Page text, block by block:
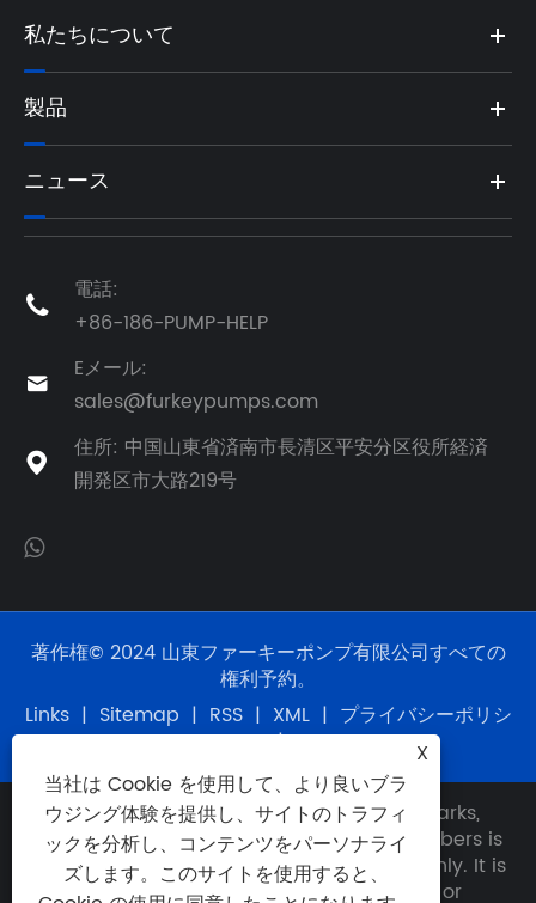
私たちについて
製品
ニュース

電話:
+86-186-PUMP-HELP

Eメール:
sales@furkeypumps.com

住所: 中国山東省済南市長清区平安分区役所経済
開発区市大路219号
著作権© 2024 山東ファーキーポンプ有限公司すべての
権利予約。
Links | Sitemap | RSS | XML | プライバシーポリシ
ー |
Disclaimer: Any use of OEM names, trademarks,
model numbers, item numbers or part numbers is
for reference and identification purposes only. It is
not implied that any unit or part described or
X
当社は Cookie を使用して、より良いブラ
ウジング体験を提供し、サイトのトラフィ
ックを分析し、コンテンツをパーソナライ
ズします。このサイトを使用すると、